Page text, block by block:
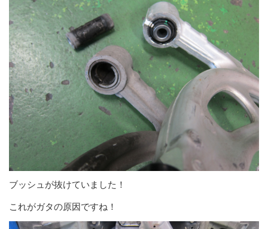
ブッシュが抜けていました！
これがガタの原因ですね！